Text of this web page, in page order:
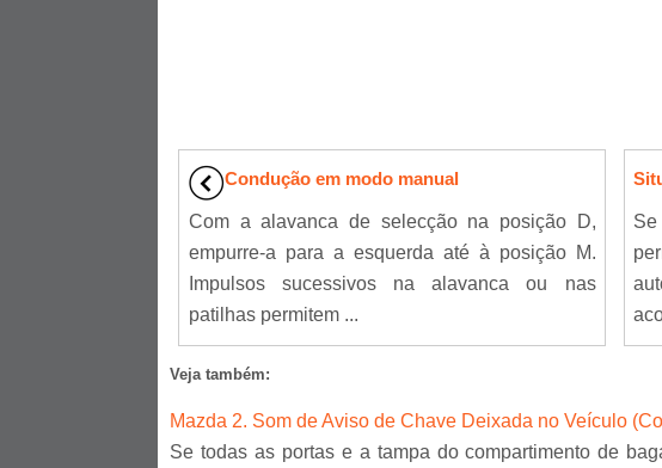
Condução em modo manual
Com a alavanca de selecção na posição D,
empurre-a para a esquerda até à posição M.
Impulsos sucessivos na alavanca ou nas
patilhas permitem ...
Veja também:
Mazda 2. Som de Aviso de Chave Deixada no Veículo
Se todas as portas e a tampa do compartimento de